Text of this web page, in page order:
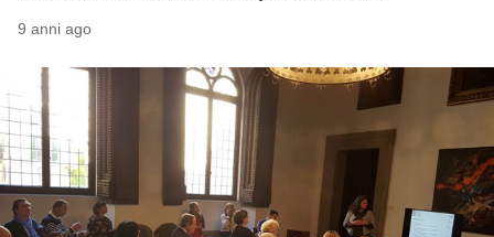
9 anni ago